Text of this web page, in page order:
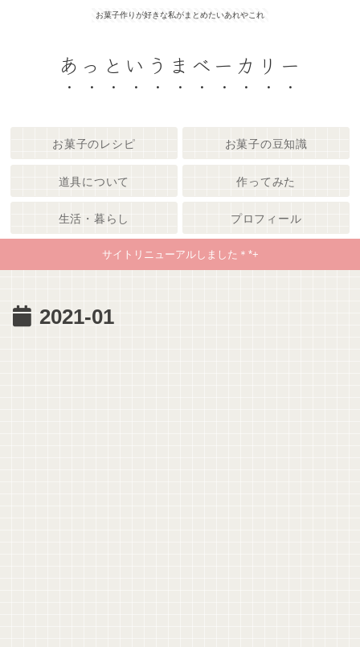
お菓子作りが好きな私がまとめたいあれやこれ
あっというまベーカリー
お菓子のレシピ お菓子の豆知識
道具について 作ってみた
生活・暮らし プロフィール
サイトリニューアルしました＊*+
2021-01